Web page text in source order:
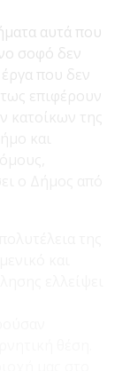
αυτά που
σοφό δεν
που δεν
επιφέρουν